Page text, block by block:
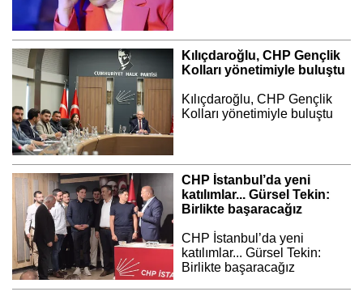
Kılıçdaroğlu, CHP Gençlik
Kolları yönetimiyle buluştu
Kılıçdaroğlu, CHP Gençlik
Kolları yönetimiyle buluştu
CHP İstanbul’da yeni
katılımlar... Gürsel Tekin:
Birlikte başaracağız
CHP İstanbul’da yeni
katılımlar... Gürsel Tekin:
Birlikte başaracağız